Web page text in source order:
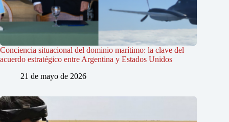
Conciencia situacional del dominio marítimo: la clave del
acuerdo estratégico entre Argentina y Estados Unidos
21 de mayo de 2026